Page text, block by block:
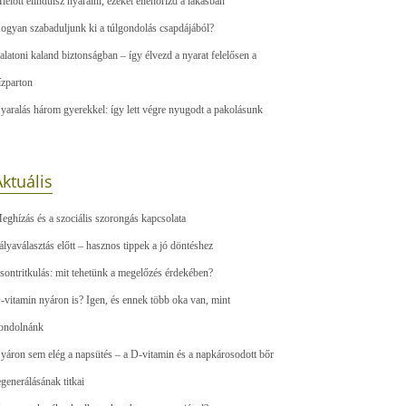
szabaduljunk ki a túlgondolás csapdájából?
kaland biztonságban – így élvezd a nyarat felelősen a
három gyerekkel: így lett végre nyugodt a pakolásunk
és a szociális szorongás kapcsolata
előtt – hasznos tippek a jó döntéshez
mit tehetünk a megelőzés érdekében?
vitamin nyáron is? Igen, és ennek több oka van, mint
sem elég a napsütés – a D-vitamin és a napkárosodott bőr
titkai